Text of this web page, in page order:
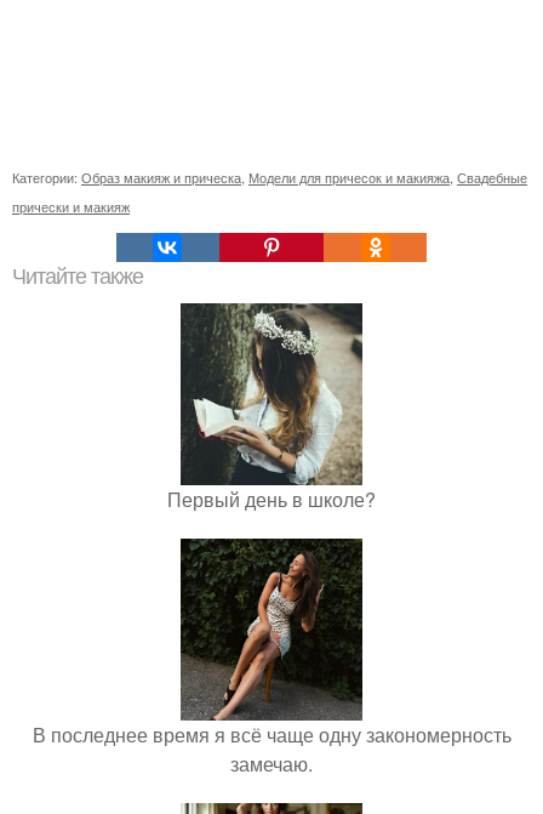
Категории: Образ макияж и прическа Модели для причесок и макияжа Свадебные
прически и макияж
Читайте также
Первый день в школе?
В последнее время я всё чаще одну закономерность
замечаю.